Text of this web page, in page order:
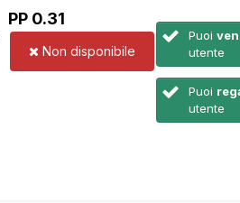
PP 0.31
Non disponibile
Puoi
utente
Puoi
utente